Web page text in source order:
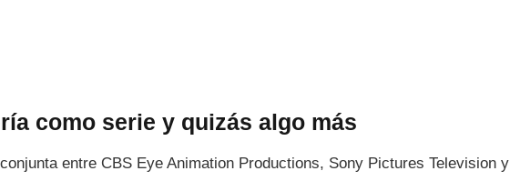
como serie y quizás algo más
entre CBS Eye Animation Productions, Sony Pictures Television y